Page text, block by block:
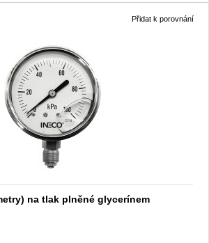
na tlak plněné glycerínem
Přidat k porovnání